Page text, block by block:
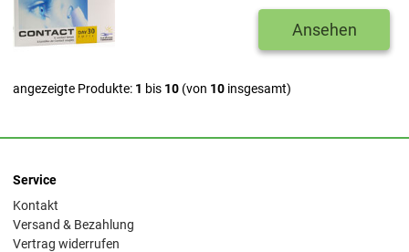
Ansehen
angezeigte Produkte: 1 bis 10 (von 10 insgesamt)
Service
Kontakt
Versand & Bezahlung
Vertrag widerrufen